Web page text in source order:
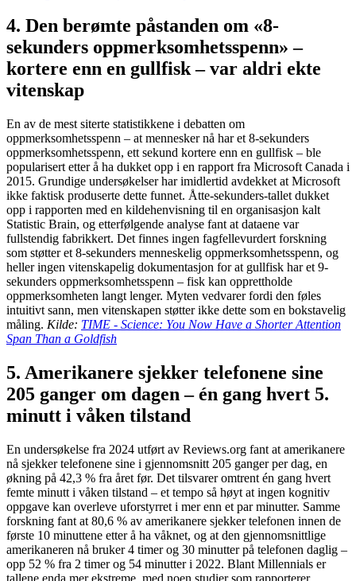
4. Den berømte påstanden om «8-
sekunders oppmerksomhetsspenn» –
kortere enn en gullfisk – var aldri ekte
vitenskap
En av de mest siterte statistikkene i debatten om
oppmerksomhetsspenn – at mennesker nå har et 8-sekunders
oppmerksomhetsspenn, ett sekund kortere enn en gullfisk – ble
popularisert etter å ha dukket opp i en rapport fra Microsoft Canada i
2015. Grundige undersøkelser har imidlertid avdekket at Microsoft
ikke faktisk produserte dette funnet. Åtte-sekunders-tallet dukket
opp i rapporten med en kildehenvisning til en organisasjon kalt
Statistic Brain, og etterfølgende analyse fant at dataene var
fullstendig fabrikkert. Det finnes ingen fagfellevurdert forskning
som støtter et 8-sekunders menneskelig oppmerksomhetsspenn, og
heller ingen vitenskapelig dokumentasjon for at gullfisk har et 9-
sekunders oppmerksomhetsspenn – fisk kan opprettholde
oppmerksomheten langt lenger. Myten vedvarer fordi den føles
intuitivt sann, men vitenskapen støtter ikke dette som en bokstavelig
måling. Kilde: TIME - Science: You Now Have a Shorter Attention
Span Than a Goldfish
5. Amerikanere sjekker telefonene sine
205 ganger om dagen – én gang hvert 5.
minutt i våken tilstand
En undersøkelse fra 2024 utført av Reviews.org fant at amerikanere
nå sjekker telefonene sine i gjennomsnitt 205 ganger per dag, en
økning på 42,3 % fra året før. Det tilsvarer omtrent én gang hvert
femte minutt i våken tilstand – et tempo så høyt at ingen kognitiv
oppgave kan overleve uforstyrret i mer enn et par minutter. Samme
forskning fant at 80,6 % av amerikanere sjekker telefonen innen de
første 10 minuttene etter å ha våknet, og at den gjennomsnittlige
amerikaneren nå bruker 4 timer og 30 minutter på telefonen daglig –
opp 52 % fra 2 timer og 54 minutter i 2022. Blant Millennials er
tallene enda mer ekstreme, med noen studier som rapporterer